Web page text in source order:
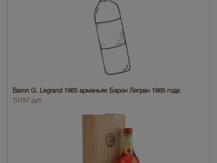
Baron G. Legrand 1965 арманьяк Барон Легран 1965 года
70157 руб.